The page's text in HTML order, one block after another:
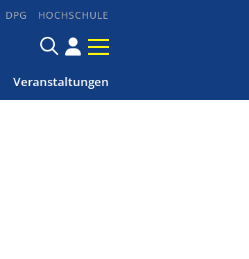
DPG HOCHSCHULE
Veranstaltungen